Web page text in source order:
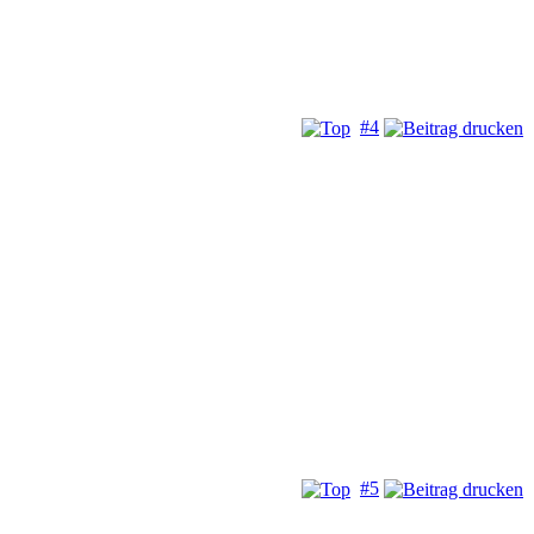
#4
#5